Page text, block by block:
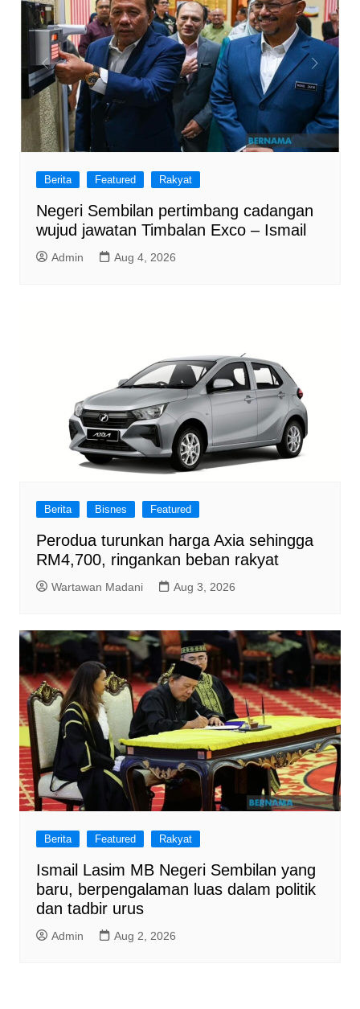
Berita Featured Rakyat
Negeri Sembilan pertimbang cadangan
wujud jawatan Timbalan Exco – Ismail
Admin Aug 4, 2026
Berita Bisnes Featured
Perodua turunkan harga Axia sehingga
RM4,700, ringankan beban rakyat
Wartawan Madani Aug 3, 2026
Berita Featured Rakyat
Ismail Lasim MB Negeri Sembilan yang
baru, berpengalaman luas dalam politik
dan tadbir urus
Admin Aug 2, 2026